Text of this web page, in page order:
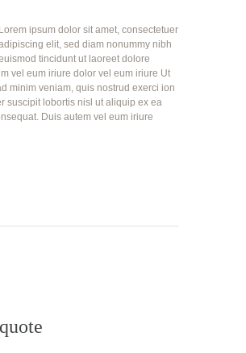
Lorem ipsum dolor sit amet, consectetuer
elit, sed diam nonummy nibh
tincidunt ut laoreet dolore
vel eum iriure dolor vel eum iriure Ut
minim veniam, quis nostrud exerci ion
suscipit lobortis nisl ut aliquip ex ea
Duis autem vel eum iriure